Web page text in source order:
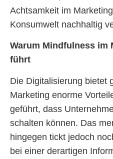
Achtsamkeit im
Konsumwelt nachhaltig
Warum Mindfulness im
führt
Die Digitalisierung bietet
Marketing enorme
geführt, dass
schalten können. Das
hingegen tickt jedoch
bei einer derartigen